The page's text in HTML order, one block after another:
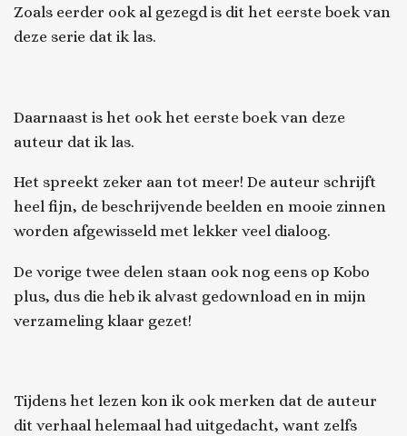
Zoals eerder ook al gezegd is dit het eerste boek van
deze serie dat ik las.
Daarnaast is het ook het eerste boek van deze
auteur dat ik las.
Het spreekt zeker aan tot meer! De auteur schrijft
heel fijn, de beschrijvende beelden en mooie zinnen
worden afgewisseld met lekker veel dialoog.
De vorige twee delen staan ook nog eens op Kobo
plus, dus die heb ik alvast gedownload en in mijn
verzameling klaar gezet!
Tijdens het lezen kon ik ook merken dat de auteur
dit verhaal helemaal had uitgedacht, want zelfs